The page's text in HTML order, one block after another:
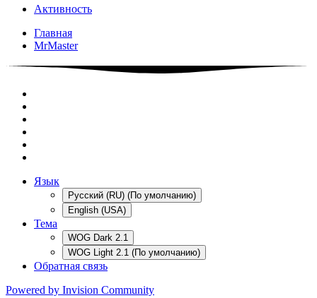
Активность
Главная
MrMaster
Язык
Русский (RU) (По умолчанию)
English (USA)
Тема
WOG Dark 2.1
WOG Light 2.1 (По умолчанию)
Обратная связь
Powered by Invision Community